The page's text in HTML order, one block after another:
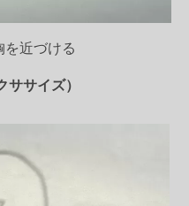
近づける
サイズ）